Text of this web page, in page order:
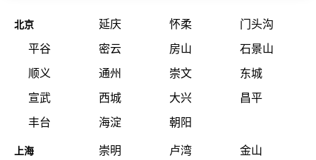
北京 延庆 怀柔 门头沟
平谷 密云 房山 石景山
顺义 通州 崇文 东城
宣武 西城 大兴 昌平
丰台 海淀 朝阳
上海 崇明 卢湾 金山